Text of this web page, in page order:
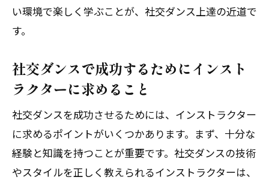
い環境で楽しく学ぶことが、社交ダンス上達の近道で
す。
社交ダンスで成功するためにインスト
ラクターに求めること
社交ダンスを成功させるためには、インストラクター
に求めるポイントがいくつかあります。まず、十分な
経験と知識を持つことが重要です。社交ダンスの技術
やスタイルを正しく教えられるインストラクターは、